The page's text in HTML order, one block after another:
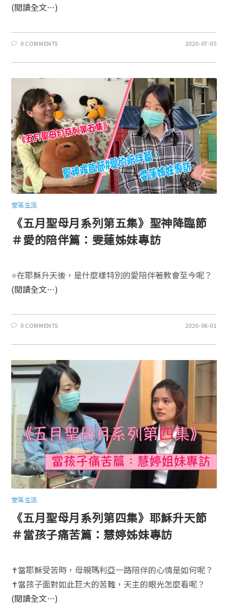
(閱讀全文…)
0 COMMENTS 2020-07-05
堂區生活
《五月聖母月系列第五集》聖神降臨節
＃愛的陪伴篇：雯蓮姊妹專訪
⭐️在耶穌升天後，是什麼樣特別的愛陪伴著教會至今呢？
(閱讀全文…)
0 COMMENTS 2020-06-01
堂區生活
《五月聖母月系列第四集》耶穌升天節
＃當孩子痛苦篇：慧婷姊妹專訪
✝️當耶穌受苦時，母親瑪利亞一路陪伴的心情是如何呢？
✝️當孩子面對如此巨大的苦難，天主的眼光怎麼看呢？
(閱讀全文…)